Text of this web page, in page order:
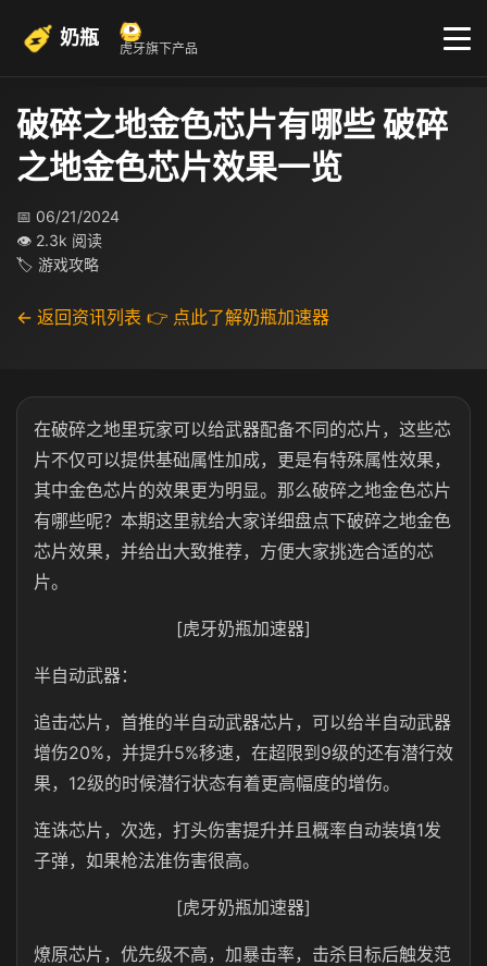
奶瓶 虎牙旗下产品
破碎之地金色芯片有哪些 破碎
之地金色芯片效果一览
📅 06/21/2024
👁 2.3k 阅读
🏷 游戏攻略
← 返回资讯列表 👉 点此了解奶瓶加速器
在破碎之地里玩家可以给武器配备不同的芯片，这些芯
片不仅可以提供基础属性加成，更是有特殊属性效果，
其中金色芯片的效果更为明显。那么破碎之地金色芯片
有哪些呢？本期这里就给大家详细盘点下破碎之地金色
芯片效果，并给出大致推荐，方便大家挑选合适的芯
片。
[虎牙奶瓶加速器]
半自动武器：
追击芯片，首推的半自动武器芯片，可以给半自动武器
增伤20%，并提升5%移速，在超限到9级的还有潜行效
果，12级的时候潜行状态有着更高幅度的增伤。
连诛芯片，次选，打头伤害提升并且概率自动装填1发
子弹，如果枪法准伤害很高。
[虎牙奶瓶加速器]
燎原芯片，优先级不高，加暴击率，击杀目标后触发范